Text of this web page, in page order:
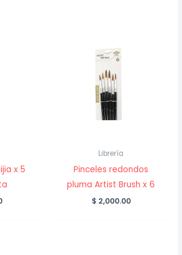
x 5
Librería
Pinceles redondos
pluma Artist Brush x 6
$ 2,000.00